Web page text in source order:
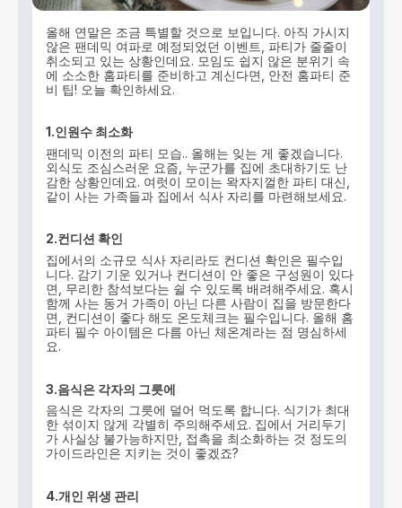
올해 연말은 조금 특별할 것으로 보입니다. 아직 가시지
않은 팬데믹 여파로 예정되었던 이벤트, 파티가 줄줄이
취소되고 있는 상황인데요. 모임도 쉽지 않은 분위기 속
에 소소한 홈파티를 준비하고 계신다면, 안전 홈파티 준
비 팁! 오늘 확인하세요.
1.인원수 최소화
팬데믹 이전의 파티 모습.. 올해는 잊는 게 좋겠습니다.
외식도 조심스러운 요즘, 누군가를 집에 초대하기도 난
감한 상황인데요. 여럿이 모이는 왁자지껄한 파티 대신,
같이 사는 가족들과 집에서 식사 자리를 마련해보세요.
2.컨디션 확인
집에서의 소규모 식사 자리라도 컨디션 확인은 필수입
니다. 감기 기운 있거나 컨디션이 안 좋은 구성원이 있다
면, 무리한 참석보다는 쉴 수 있도록 배려해주세요. 혹시
함께 사는 동거 가족이 아닌 다른 사람이 집을 방문한다
면, 컨디션이 좋다 해도 온도체크는 필수입니다. 올해 홈
파티 필수 아이템은 다름 아닌 체온계라는 점 명심하세
요.
3.음식은 각자의 그릇에
음식은 각자의 그릇에 덜어 먹도록 합니다. 식기가 최대
한 섞이지 않게 각별히 주의해주세요. 집에서 거리두기
가 사실상 불가능하지만, 접촉을 최소화하는 것 정도의
가이드라인은 지키는 것이 좋겠죠?
4.개인 위생 관리